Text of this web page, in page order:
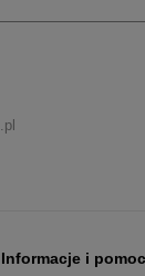
Informacje i pomoc